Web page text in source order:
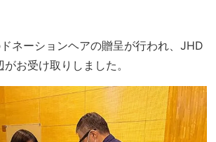
ネーションヘアの贈呈が行われ、JHD
お受け取りしました。